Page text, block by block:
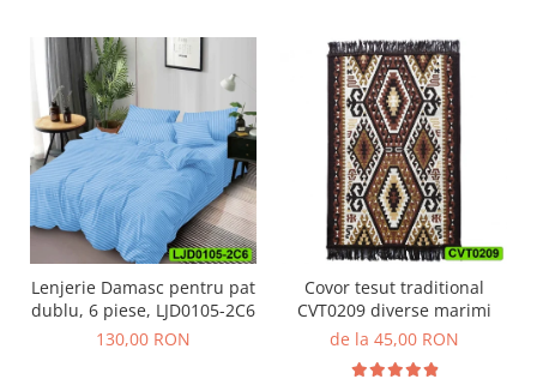
Lenjerie Damasc pentru pat
dublu, 6 piese, LJD0105-2C6
130,00 RON
Covor tesut traditional
CVT0209 diverse marimi
de la 45,00 RON